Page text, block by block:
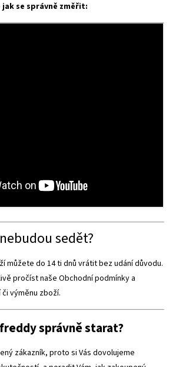
se správně změřit:
sedět?
můžete do 14 ti dnů vrátit bez udání důvodu.
pročíst naše Obchodní podmínky a
či výměnu zboží.
správně starat?
zákazník, proto si Vás dovolujeme